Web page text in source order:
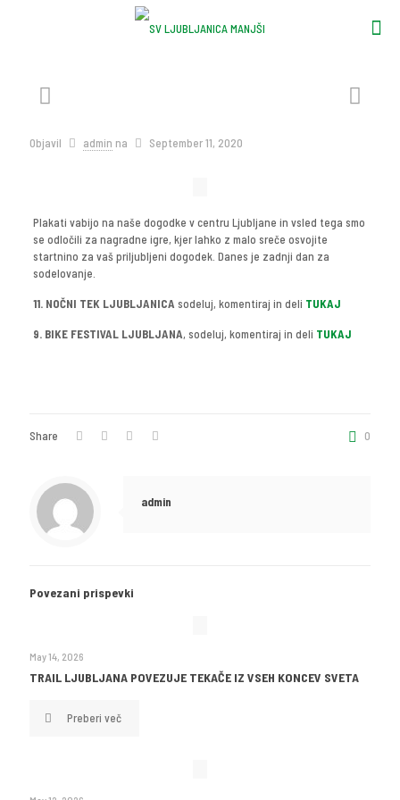
Objavil admin na September 11, 2020
Plakati vabijo na naše dogodke v centru Ljubljane in vsled tega smo
se odločili za nagradne igre, kjer lahko z malo sreče osvojite
startnino za vaš priljubljeni dogodek. Danes je zadnji dan za
sodelovanje.
11. NOČNI TEK LJUBLJANICA sodeluj, komentiraj in deli TUKAJ
9. BIKE FESTIVAL LJUBLJANA, sodeluj, komentiraj in deli TUKAJ
Share 0
admin
Povezani prispevki
May 14, 2026
TRAIL LJUBLJANA POVEZUJE TEKAČE IZ VSEH KONCEV SVETA
Preberi več